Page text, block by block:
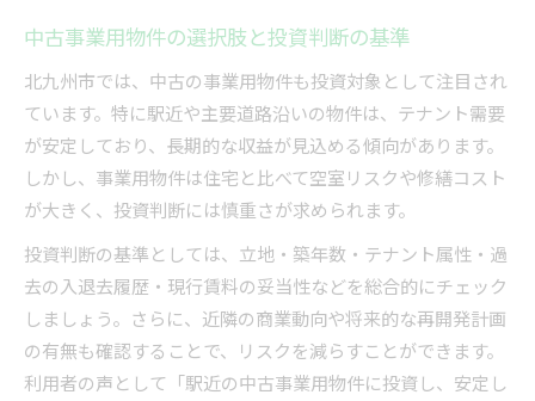
中古事業用物件の選択肢と投資判断の基準
北九州市では、中古の事業用物件も投資対象として注目され
ています。特に駅近や主要道路沿いの物件は、テナント需要
が安定しており、長期的な収益が見込める傾向があります。
しかし、事業用物件は住宅と比べて空室リスクや修繕コスト
が大きく、投資判断には慎重さが求められます。
投資判断の基準としては、立地・築年数・テナント属性・過
去の入退去履歴・現行賃料の妥当性などを総合的にチェック
しましょう。さらに、近隣の商業動向や将来的な再開発計画
の有無も確認することで、リスクを減らすことができます。
利用者の声として「駅近の中古事業用物件に投資し、安定し